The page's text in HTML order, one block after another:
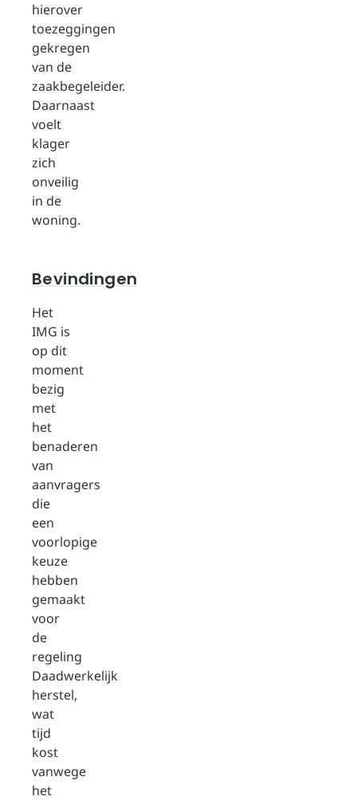
hierover
toezeggingen
gekregen
van de
zaakbegeleider.
Daarnaast
voelt
klager
zich
onveilig
in de
woning.
Bevindingen
Het
IMG is
op dit
moment
bezig
met
het
benaderen
van
aanvragers
die
een
voorlopige
keuze
hebben
gemaakt
voor
de
regeling
Daadwerkelijk
herstel,
wat
tijd
kost
vanwege
het